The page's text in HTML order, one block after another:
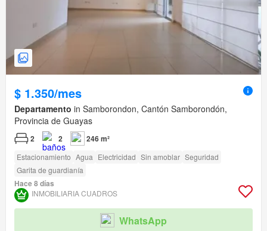
$ 1.350/mes
Departamento in Samborondon, Cantón Samborondón,
Provincia de Guayas
2 2 246 m²
Estacionamiento Agua Electricidad Sin amoblar Seguridad
Garita de guardianía
Hace 8 días
INMOBILIARIA CUADROS
WhatsApp